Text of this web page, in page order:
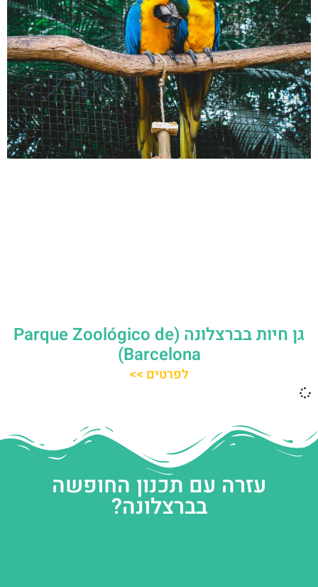
גן חיות בברצלונה (Parque Zoológico de
Barcelona)
לפרטים >>
עזרה עם תכנון החופשה
בברצלונה?